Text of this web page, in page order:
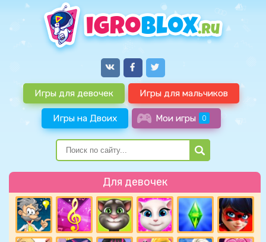
Игры для девочек Игры для мальчиков
Игры на Двоих Мои игры 0
Для девочек